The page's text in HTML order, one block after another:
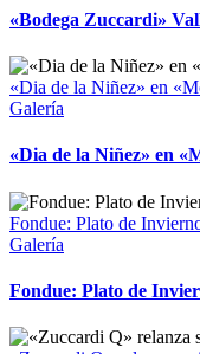
«Bodega Zuccardi»
«Dia de la Niñez» en
Galería
«Dia de la Niñez» en
Fondue: Plato de
Galería
Fondue: Plato de